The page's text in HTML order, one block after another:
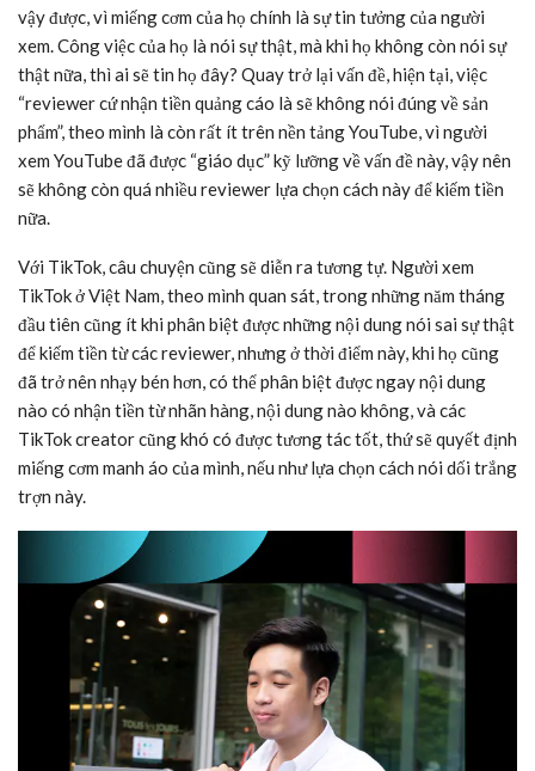
vậy được, vì miếng cơm của họ chính là sự tin tưởng của người
xem. Công việc của họ là nói sự thật, mà khi họ không còn nói sự
thật nữa, thì ai sẽ tin họ đây? Quay trở lại vấn đề, hiện tại, việc
“reviewer cứ nhận tiền quảng cáo là sẽ không nói đúng về sản
phẩm”, theo mình là còn rất ít trên nền tảng YouTube, vì người
xem YouTube đã được “giáo dục” kỹ lưỡng về vấn đề này, vậy nên
sẽ không còn quá nhiều reviewer lựa chọn cách này để kiếm tiền
nữa.
Với TikTok, câu chuyện cũng sẽ diễn ra tương tự. Người xem
TikTok ở Việt Nam, theo mình quan sát, trong những năm tháng
đầu tiên cũng ít khi phân biệt được những nội dung nói sai sự thật
để kiếm tiền từ các reviewer, nhưng ở thời điểm này, khi họ cũng
đã trở nên nhạy bén hơn, có thể phân biệt được ngay nội dung
nào có nhận tiền từ nhãn hàng, nội dung nào không, và các
TikTok creator cũng khó có được tương tác tốt, thứ sẽ quyết định
miếng cơm manh áo của mình, nếu như lựa chọn cách nói dối trắng
trợn này.